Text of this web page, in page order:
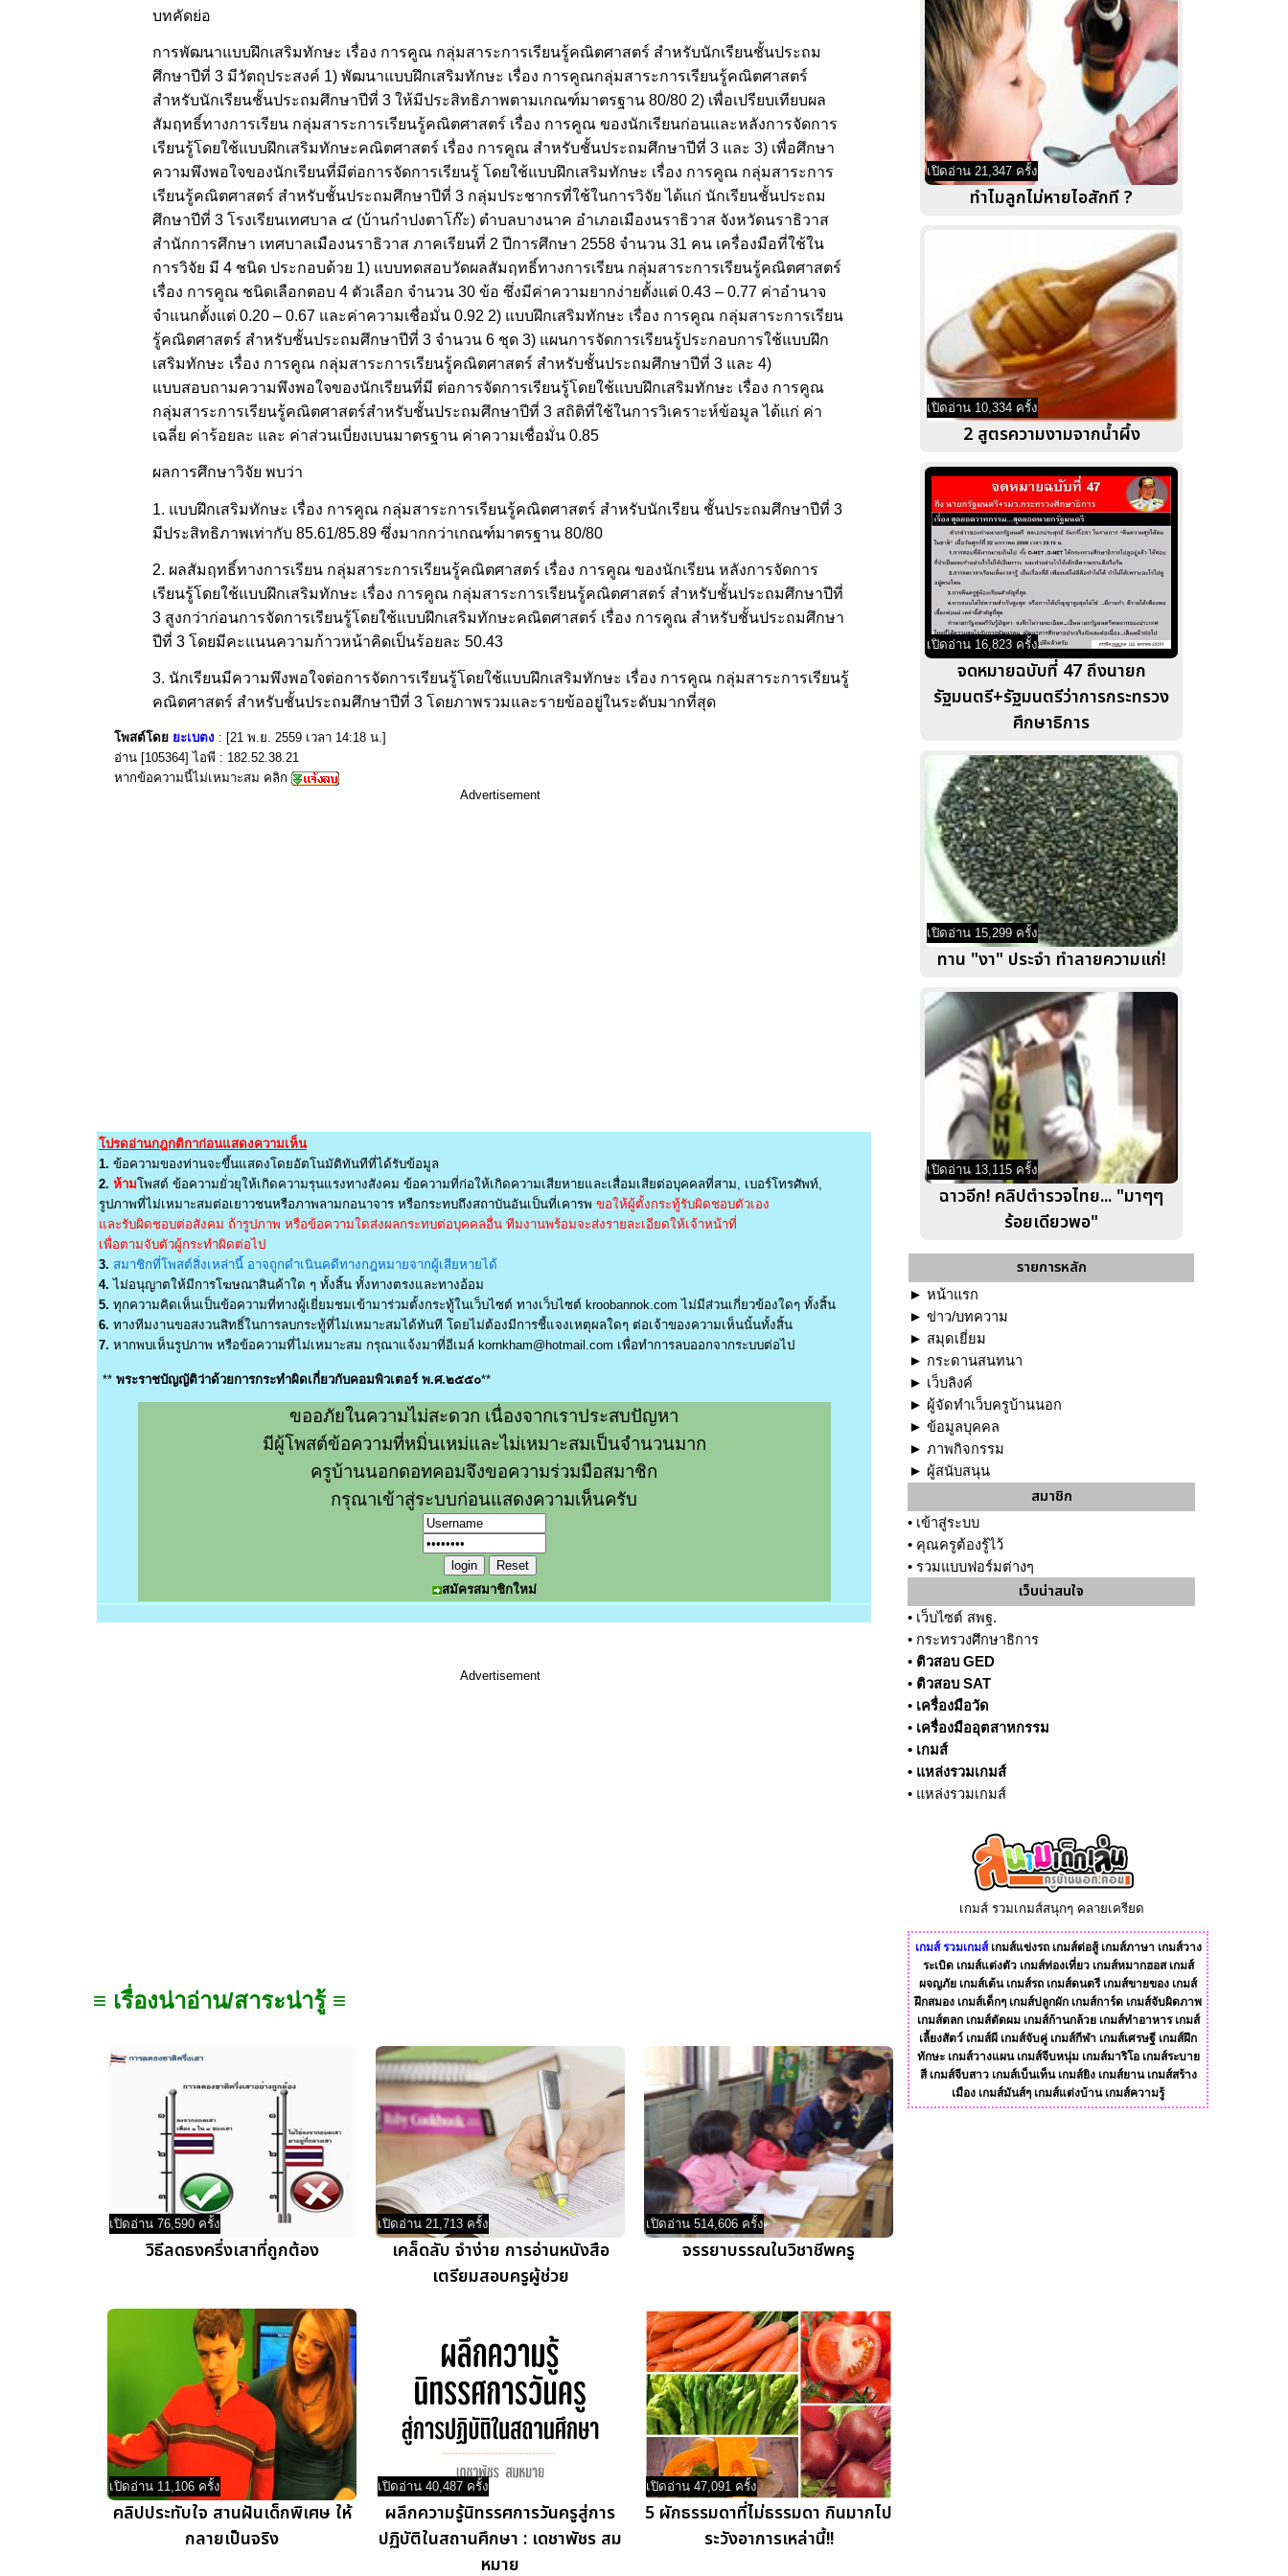
บทคัดย่อ
การพัฒนาแบบฝึกเสริมทักษะ เรื่อง การคูณ กลุ่มสาระการเรียนรู้คณิตศาสตร์ สำหรับนักเรียนชั้นประถม
ศึกษาปีที่ 3 มีวัตถุประสงค์ 1) พัฒนาแบบฝึกเสริมทักษะ เรื่อง การคูณกลุ่มสาระการเรียนรู้คณิตศาสตร์
สำหรับนักเรียนชั้นประถมศึกษาปีที่ 3 ให้มีประสิทธิภาพตามเกณฑ์มาตรฐาน 80/80 2) เพื่อเปรียบเทียบผล
สัมฤทธิ์ทางการเรียน กลุ่มสาระการเรียนรู้คณิตศาสตร์ เรื่อง การคูณ ของนักเรียนก่อนและหลังการจัดการ
เรียนรู้โดยใช้แบบฝึกเสริมทักษะคณิตศาสตร์ เรื่อง การคูณ สำหรับชั้นประถมศึกษาปีที่ 3 และ 3) เพื่อศึกษา
ความพึงพอใจของนักเรียนที่มีต่อการจัดการเรียนรู้ โดยใช้แบบฝึกเสริมทักษะ เรื่อง การคูณ กลุ่มสาระการ
เรียนรู้คณิตศาสตร์ สำหรับชั้นประถมศึกษาปีที่ 3 กลุ่มประชากรที่ใช้ในการวิจัย ได้แก่ นักเรียนชั้นประถม
ศึกษาปีที่ 3 โรงเรียนเทศบาล ๔ (บ้านกำปงตาโก๊ะ) ตำบลบางนาค อำเภอเมืองนราธิวาส จังหวัดนราธิวาส
สำนักการศึกษา เทศบาลเมืองนราธิวาส ภาคเรียนที่ 2 ปีการศึกษา 2558 จำนวน 31 คน เครื่องมือที่ใช้ใน
การวิจัย มี 4 ชนิด ประกอบด้วย 1) แบบทดสอบวัดผลสัมฤทธิ์ทางการเรียน กลุ่มสาระการเรียนรู้คณิตศาสตร์
เรื่อง การคูณ ชนิดเลือกตอบ 4 ตัวเลือก จำนวน 30 ข้อ ซึ่งมีค่าความยากง่ายตั้งแต่ 0.43 – 0.77 ค่าอำนาจ
จำแนกตั้งแต่ 0.20 – 0.67 และค่าความเชื่อมั่น 0.92 2) แบบฝึกเสริมทักษะ เรื่อง การคูณ กลุ่มสาระการเรียน
รู้คณิตศาสตร์ สำหรับชั้นประถมศึกษาปีที่ 3 จำนวน 6 ชุด 3) แผนการจัดการเรียนรู้ประกอบการใช้แบบฝึก
เสริมทักษะ เรื่อง การคูณ กลุ่มสาระการเรียนรู้คณิตศาสตร์ สำหรับชั้นประถมศึกษาปีที่ 3 และ 4)
แบบสอบถามความพึงพอใจของนักเรียนที่มี ต่อการจัดการเรียนรู้โดยใช้แบบฝึกเสริมทักษะ เรื่อง การคูณ
กลุ่มสาระการเรียนรู้คณิตศาสตร์สำหรับชั้นประถมศึกษาปีที่ 3 สถิติที่ใช้ในการวิเคราะห์ข้อมูล ได้แก่ ค่า
เฉลี่ย ค่าร้อยละ และ ค่าส่วนเบี่ยงเบนมาตรฐาน ค่าความเชื่อมั่น 0.85
ผลการศึกษาวิจัย พบว่า
1. แบบฝึกเสริมทักษะ เรื่อง การคูณ กลุ่มสาระการเรียนรู้คณิตศาสตร์ สำหรับนักเรียน ชั้นประถมศึกษาปีที่ 3
มีประสิทธิภาพเท่ากับ 85.61/85.89 ซึ่งมากกว่าเกณฑ์มาตรฐาน 80/80
2. ผลสัมฤทธิ์ทางการเรียน กลุ่มสาระการเรียนรู้คณิตศาสตร์ เรื่อง การคูณ ของนักเรียน หลังการจัดการ
เรียนรู้โดยใช้แบบฝึกเสริมทักษะ เรื่อง การคูณ กลุ่มสาระการเรียนรู้คณิตศาสตร์ สำหรับชั้นประถมศึกษาปีที่
3 สูงกว่าก่อนการจัดการเรียนรู้โดยใช้แบบฝึกเสริมทักษะคณิตศาสตร์ เรื่อง การคูณ สำหรับชั้นประถมศึกษา
ปีที่ 3 โดยมีคะแนนความก้าวหน้าคิดเป็นร้อยละ 50.43
3. นักเรียนมีความพึงพอใจต่อการจัดการเรียนรู้โดยใช้แบบฝึกเสริมทักษะ เรื่อง การคูณ กลุ่มสาระการเรียนรู้
คณิตศาสตร์ สำหรับชั้นประถมศึกษาปีที่ 3 โดยภาพรวมและรายข้ออยู่ในระดับมากที่สุด
โพสต์โดย ยะเบตง : [21 พ.ย. 2559 เวลา 14:18 น.]
อ่าน [105364] ไอพี : 182.52.38.21
หากข้อความนี้ไม่เหมาะสม คลิก
Advertisement
โปรดอ่านกฎกติกาก่อนแสดงความเห็น
1. ข้อความของท่านจะขึ้นแสดงโดยอัตโนมัติทันทีที่ได้รับข้อมูล
2. ห้ามโพสต์ ข้อความยั่วยุให้เกิดความรุนแรงทางสังคม ข้อความที่ก่อให้เกิดความเสียหายและเสื่อมเสียต่อบุคคลที่สาม, เบอร์โทรศัพท์,
รูปภาพที่ไม่เหมาะสมต่อเยาวชนหรือภาพลามกอนาจาร หรือกระทบถึงสถาบันอันเป็นที่เคารพ ขอให้ผู้ตั้งกระทู้รับผิดชอบตัวเอง
และรับผิดชอบต่อสังคม ถ้ารูปภาพ หรือข้อความใดส่งผลกระทบต่อบุคคลอื่น ทีมงานพร้อมจะส่งรายละเอียดให้เจ้าหน้าที่
เพื่อตามจับตัวผู้กระทำผิดต่อไป
3. สมาชิกที่โพสต์สิ่งเหล่านี้ อาจถูกดำเนินคดีทางกฎหมายจากผู้เสียหายได้
4. ไม่อนุญาตให้มีการโฆษณาสินค้าใด ๆ ทั้งสิ้น ทั้งทางตรงและทางอ้อม
5. ทุกความคิดเห็นเป็นข้อความที่ทางผู้เยี่ยมชมเข้ามาร่วมตั้งกระทู้ในเว็บไซต์ ทางเว็บไซต์ kroobannok.com ไม่มีส่วนเกี่ยวข้องใดๆ ทั้งสิ้น
6. ทางทีมงานขอสงวนสิทธิ์ในการลบกระทู้ที่ไม่เหมาะสมได้ทันที โดยไม่ต้องมีการชี้แจงเหตุผลใดๆ ต่อเจ้าของความเห็นนั้นทั้งสิ้น
7. หากพบเห็นรูปภาพ หรือข้อความที่ไม่เหมาะสม กรุณาแจ้งมาที่อีเมล์ kornkham@hotmail.com เพื่อทำการลบออกจากระบบต่อไป
** พระราชบัญญัติว่าด้วยการกระทำผิดเกี่ยวกับคอมพิวเตอร์ พ.ศ.๒๕๕๐**
ขออภัยในความไม่สะดวก เนื่องจากเราประสบปัญหา
มีผู้โพสต์ข้อความที่หมิ่นเหม่และไม่เหมาะสมเป็นจำนวนมาก
ครูบ้านนอกดอทคอมจึงขอความร่วมมือสมาชิก
กรุณาเข้าสู่ระบบก่อนแสดงความเห็นครับ
สมัครสมาชิกใหม่
Advertisement
≡ เรื่องน่าอ่าน/สาระน่ารู้ ≡
เปิดอ่าน 76,590 ครั้ง
วิธีลดธงครึ่งเสาที่ถูกต้อง
เปิดอ่าน 21,713 ครั้ง
เคล็ดลับ จำง่าย การอ่านหนังสือ
เตรียมสอบครูผู้ช่วย
เปิดอ่าน 514,606 ครั้ง
จรรยาบรรณในวิชาชีพครู
เปิดอ่าน 11,106 ครั้ง
คลิปประทับใจ สานฝันเด็กพิเศษ ให้
กลายเป็นจริง
เปิดอ่าน 40,487 ครั้ง
ผลึกความรู้นิทรรศการวันครูสู่การ
ปฏิบัติในสถานศึกษา : เดชาพัชร สม
หมาย
เปิดอ่าน 47,091 ครั้ง
5 ผักธรรมดาที่ไม่ธรรมดา กินมากไป
ระวังอาการเหล่านี้!!
เปิดอ่าน 21,347 ครั้ง
ทําไมลูกไม่หายไอสักที ?
เปิดอ่าน 10,334 ครั้ง
2 สูตรความงามจากน้ำผึ้ง
เปิดอ่าน 16,823 ครั้ง
จดหมายฉบับที่ 47 ถึงนายก
รัฐมนตรี+รัฐมนตรีว่าการกระทรวง
ศึกษาธิการ
เปิดอ่าน 15,299 ครั้ง
ทาน "งา" ประจำ ทำลายความแก่!
เปิดอ่าน 13,115 ครั้ง
ฉาวอีก! คลิปตำรวจไทย... "มาๆๆ
ร้อยเดียวพอ"
รายการหลัก
► หน้าแรก
► ข่าว/บทความ
► สมุดเยี่ยม
► กระดานสนทนา
► เว็บลิงค์
► ผู้จัดทำเว็บครูบ้านนอก
► ข้อมูลบุคคล
► ภาพกิจกรรม
► ผู้สนับสนุน
สมาชิก
• เข้าสู่ระบบ
• คุณครูต้องรู้ไว้
• รวมแบบฟอร์มต่างๆ
เว็บน่าสนใจ
• เว็บไซต์ สพฐ.
• กระทรวงศึกษาธิการ
• ติวสอบ GED
• ติวสอบ SAT
• เครื่องมือวัด
• เครื่องมืออุตสาหกรรม
• เกมส์
• แหล่งรวมเกมส์
• แหล่งรวมเกมส์
เกมส์ รวมเกมส์สนุกๆ คลายเครียด
เกมส์ รวมเกมส์ เกมส์แข่งรถ เกมส์ต่อสู้ เกมส์ภาษา เกมส์วาง
ระเบิด เกมส์แต่งตัว เกมส์ท่องเที่ยว เกมส์หมากฮอส เกมส์
ผจญภัย เกมส์เต้น เกมส์รถ เกมส์ดนตรี เกมส์ขายของ เกมส์
ฝึกสมอง เกมส์เด็กๆ เกมส์ปลูกผัก เกมส์การ์ด เกมส์จับผิดภาพ
เกมส์ตลก เกมส์ตัดผม เกมส์ก้านกล้วย เกมส์ทําอาหาร เกมส์
เลี้ยงสัตว์ เกมส์ผี เกมส์จับคู่ เกมส์กีฬา เกมส์เศรษฐี เกมส์ฝึก
ทักษะ เกมส์วางแผน เกมส์จีบหนุ่ม เกมส์มาริโอ เกมส์ระบาย
สี เกมส์จีบสาว เกมส์เบ็นเท็น เกมส์ยิง เกมส์ยาน เกมส์สร้าง
เมือง เกมส์มันส์ๆ เกมส์แต่งบ้าน เกมส์ความรู้